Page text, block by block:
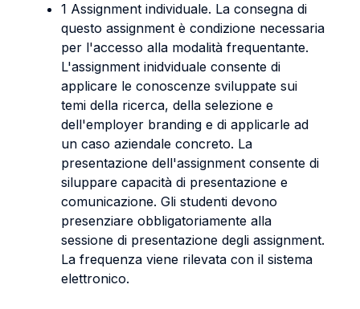
1 Assignment individuale. La consegna di
questo assignment è condizione necessaria
per l'accesso alla modalità frequentante.
L'assignment inidviduale consente di
applicare le conoscenze sviluppate sui
temi della ricerca, della selezione e
dell'employer branding e di applicarle ad
un caso aziendale concreto. La
presentazione dell'assignment consente di
siluppare capacità di presentazione e
comunicazione. Gli studenti devono
presenziare obbligatoriamente alla
sessione di presentazione degli assignment.
La frequenza viene rilevata con il sistema
elettronico.